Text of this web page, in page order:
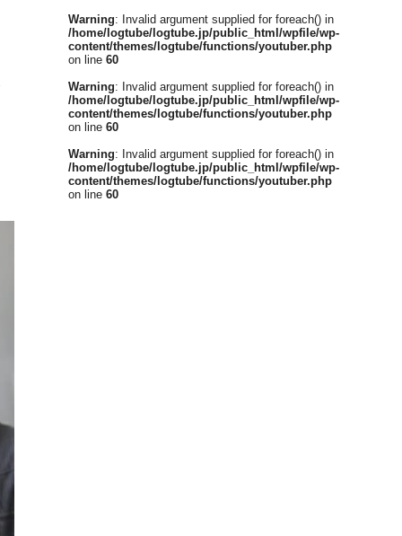
Warning: Invalid argument supplied for foreach() in
/home/logtube/logtube.jp/public_html/wpfile/wp-
content/themes/logtube/functions/youtuber.php
on line 60
Warning: Invalid argument supplied for foreach() in
/home/logtube/logtube.jp/public_html/wpfile/wp-
content/themes/logtube/functions/youtuber.php
on line 60
Warning: Invalid argument supplied for foreach() in
/home/logtube/logtube.jp/public_html/wpfile/wp-
content/themes/logtube/functions/youtuber.php
on line 60